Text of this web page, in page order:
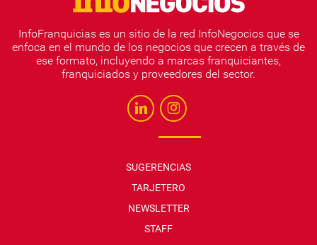
InfoFranquicias es un sitio de la red InfoNegocios que se
enfoca en el mundo de los negocios que crecen a través de
ese formato, incluyendo a marcas franquiciantes,
franquiciados y proveedores del sector.
SUGERENCIAS
TARJETERO
NEWSLETTER
STAFF